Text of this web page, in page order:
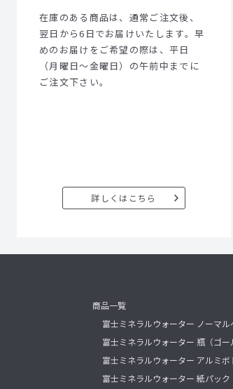
在庫のある商品は、通常ご注文後、
翌日から6日でお届けいたします。早
めのお届けをご希望の際は、平日
（月曜日～金曜日）の午前中までに
ご注文下さい。
詳しくはこちら
商品一覧
富士ミネラルウォーター ノーマル
富士ミネラルウォーター 瓶（ゴー
富士ミネラルウォーター アルミボ
富士ミネラルウォーター 紙パック